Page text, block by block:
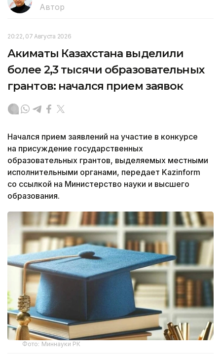
Автор
20:22, 07 Августа 2026
Акиматы Казахстана выделили
более 2,3 тысячи образовательных
грантов: начался прием заявок
Начался прием заявлений на участие в конкурсе
на присуждение государственных
образовательных грантов, выделяемых местными
исполнительными органами, передает Kazinform
со ссылкой на Министерство науки и высшего
образования.
Фото: Миннауки РК